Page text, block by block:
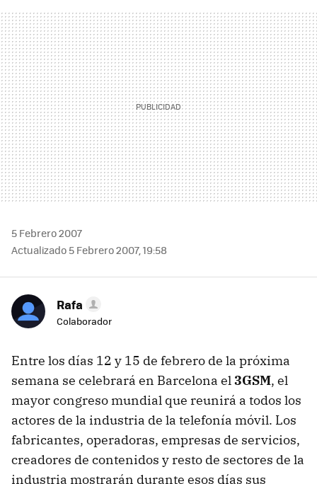
MAIL
5 Febrero 2007
Actualizado 5 Febrero 2007, 19:58
Rafa
Colaborador
Entre los días 12 y 15 de febrero de la próxima
semana se celebrará en Barcelona el3GSM, el
mayor congreso mundial que reunirá a todos los
actores de la industria de la telefonía móvil. Los
fabricantes, operadoras, empresas de servicios,
creadores de contenidos y resto de sectores de la
industria mostrarán durante esos días sus